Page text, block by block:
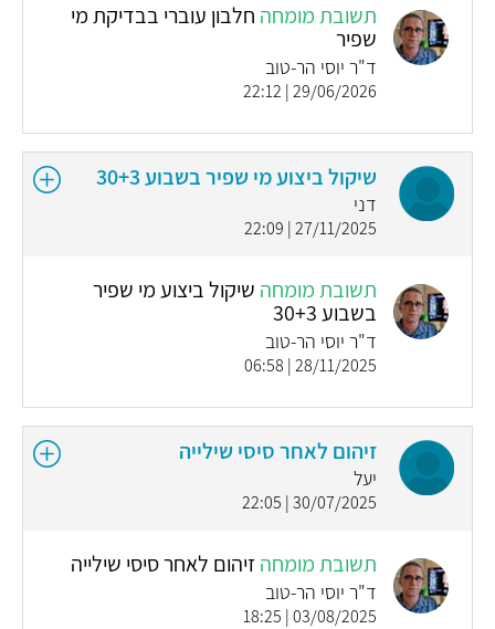
תשובת מומחה חלבון עוברי בבדיקת מי
שפיר
ד"ר יוסי הר-טוב
29/06/2026 | 22:12
שיקול ביצוע מי שפיר בשבוע 30+3
דני
27/11/2025 | 22:09
תשובת מומחה שיקול ביצוע מי שפיר
בשבוע 30+3
ד"ר יוסי הר-טוב
28/11/2025 | 06:58
זיהום לאחר סיסי שילייה
יעל
30/07/2025 | 22:05
תשובת מומחהזיהום לאחר סיסי שילייה
ד"ר יוסי הר-טוב
03/08/2025 | 18:25